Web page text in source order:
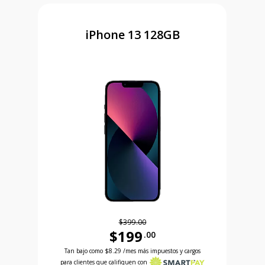
99 cents Ahora el precio es 99 dollars and 99 cents
iPhone 13 128GB
$399.00
$199 .00
Antes el precio era 399 dollars and 00 cents
Tan bajo como $8.29 /mes más impuestos y cargos
para clientes que califiquen con